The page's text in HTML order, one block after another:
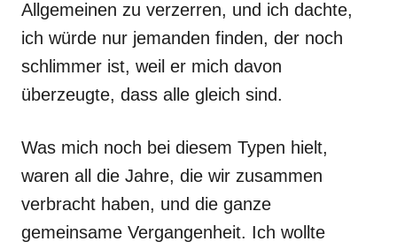
Allgemeinen zu verzerren, und ich dachte,
ich würde nur jemanden finden, der noch
schlimmer ist, weil er mich davon
überzeugte, dass alle gleich sind.
Was mich noch bei diesem Typen hielt,
waren all die Jahre, die wir zusammen
verbracht haben, und die ganze
gemeinsame Vergangenheit. Ich wollte